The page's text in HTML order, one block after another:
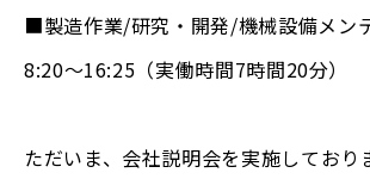
■製造作業/研究・開発/機械設備メン
8:20～16:25（実働時間7時間20分）
ただいま、会社説明会を実施しており